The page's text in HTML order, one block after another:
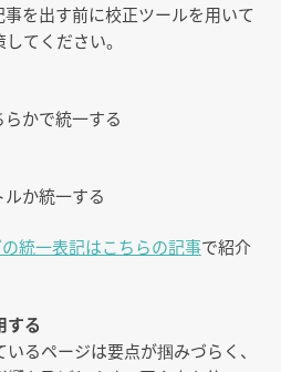
を出す前に校正ツールを用いて
てください。
かで統一する
か統一する
統一表記はこちらの記事で紹介
する
るページは要点が掴みづらく、